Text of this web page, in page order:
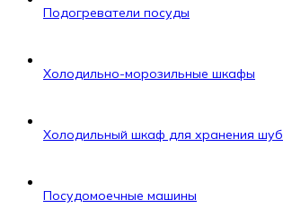
Подогреватели посуды
Холодильно-морозильные шкафы
Холодильный шкаф для хранения шуб
Посудомоечные машины